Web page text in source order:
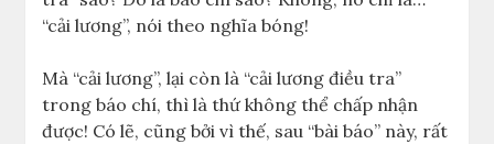
“cải lương”, nói theo nghĩa bóng!
Mà “cải lương”, lại còn là “cải lương điều tra”
trong báo chí, thì là thứ không thể chấp nhận
được! Có lẽ, cũng bởi vì thế, sau “bài báo” này, rất